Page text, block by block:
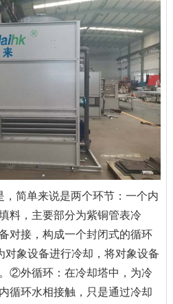
，简单来说是两个环节：一个内
料，主要部分为紫铜管表冷
对接，构成一个封闭式的循环
对象设备进行冷却，将对象设备
②外循环：在冷却塔中，为冷
循环水相接触，只是通过冷却